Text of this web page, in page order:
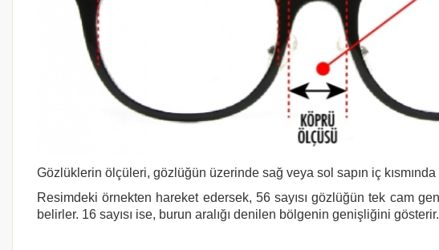
Gözlüklerin ölçüleri, gözlüğün üzerinde sağ veya sol sapın iç
Resimdeki örnekten hareket edersek, 56 sayısı gözlüğün tek cam
belirler. 16 sayısı ise, burun aralığı denilen bölgenin genişliğini